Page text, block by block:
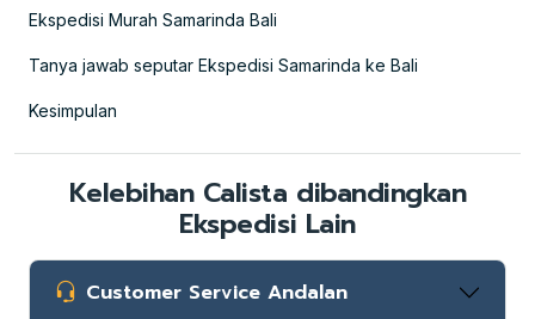
Ekspedisi Murah Samarinda Bali
Tanya jawab seputar Ekspedisi Samarinda ke Bali
Kesimpulan
Kelebihan Calista dibandingkan
Ekspedisi Lain
Customer Service Andalan